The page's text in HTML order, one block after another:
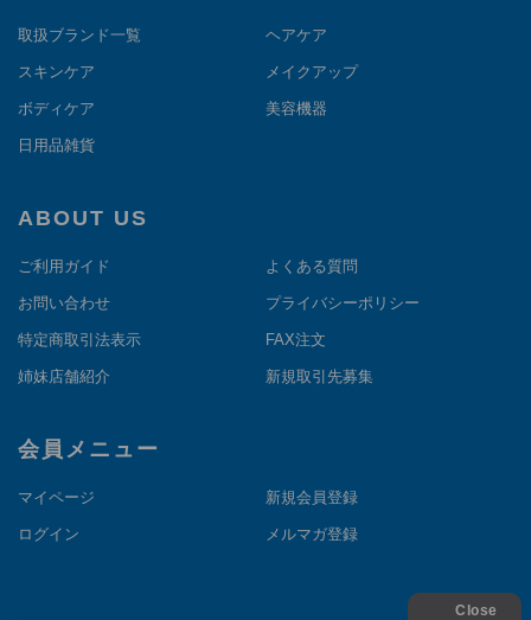
取扱ブランド一覧 ヘアケア
スキンケア メイクアップ
ボディケア 美容機器
日用品雑貨
ABOUT US
ご利用ガイド よくある質問
お問い合わせ プライバシーポリシー
特定商取引法表示 FAX注文
姉妹店舗紹介 新規取引先募集
会員メニュー
マイページ 新規会員登録
ログイン メルマガ登録